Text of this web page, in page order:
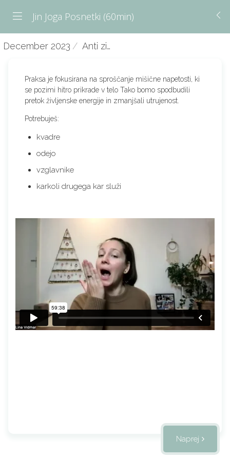
Jin Joga Posnetki (60min)
December 2023 Anti zimska napetost - Dec 7
Praksa je fokusirana na sproščanje mišične napetosti, ki
se pozimi hitro prikrade v telo Tako bomo spodbudili
pretok življenske energije in zmanjšali utrujenost.
Potrebuješ:
kvadre
odejo
vzglavnike
karkoli drugega kar služi
Naprej